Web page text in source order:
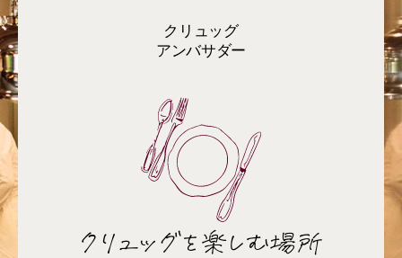
クリュッグ
アンバサダー
クリュッグを楽しむ場所